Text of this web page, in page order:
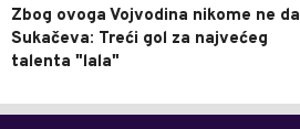
Zbog ovoga Vojvodina nikome ne da
Sukačeva: Treći gol za najvećeg
talenta "lala"